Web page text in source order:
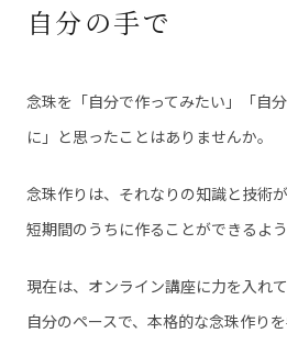
自分の手で
念珠を「自分で作ってみたい」「自
に」と思ったことはありませんか。
念珠作りは、それなりの知識と技術
短期間のうちに作ることができるよう
現在は、オンライン講座に力を入れ
自分のペースで、本格的な念珠作りを